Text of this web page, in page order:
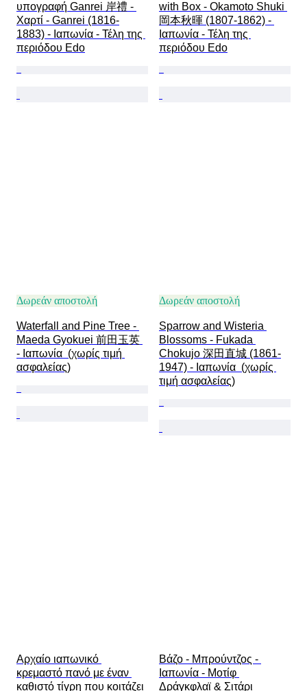
υπογραφή Ganrei 岸禮 -
Χαρτί - Ganrei (1816-
1883) - Ιαπωνία - Τέλη της
περιόδου Edo
with Box - Okamoto Shuki
岡本秋暉 (1807-1862) -
Ιαπωνία - Τέλη της
περιόδου Edo
Δωρεάν αποστολή
Waterfall and Pine Tree -
Maeda Gyokuei 前田玉英
- Ιαπωνία  (χωρίς τιμή
ασφαλείας)
Δωρεάν αποστολή
Sparrow and Wisteria
Blossoms - Fukada
Chokujo 深田直城 (1861-
1947) - Ιαπωνία  (χωρίς
τιμή ασφαλείας)
Αρχαίο ιαπωνικό
κρεμαστό πανό με έναν
καθιστό τίγρη που κοιτάζει
Βάζο - Μπρούντζος -
Ιαπωνία - Μοτίφ
Δράγκφλαϊ & Σιτάρι